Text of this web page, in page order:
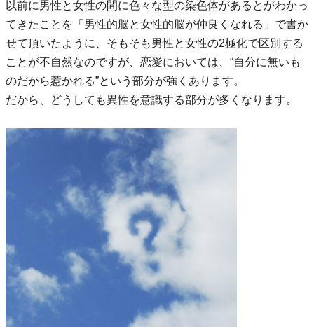
以前に男性と女性の間に色々な型の染色体があるとがわかっ
てきたことを「男性的脳と女性的脳が仲良くなれる」で書か
せて頂いたように、そもそも男性と女性の2極化で区別する
ことが不自然なのですが、恋愛においては、“自分に無いも
のだから惹かれる”という部分が強くあります。
だから、どうしても異性を意識する部分が多くなります。